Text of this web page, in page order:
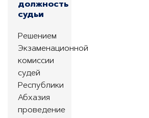
должность
судьи
Решением
Экзаменационной
комиссии
судей
Республики
Абхазия
проведение